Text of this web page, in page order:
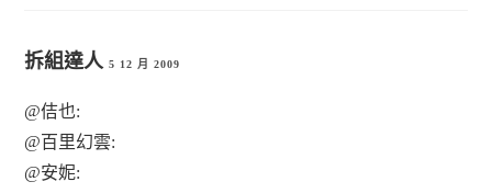
拆組達人 5 12 月 2009
@佶也:
@百里幻雲:
@安妮: